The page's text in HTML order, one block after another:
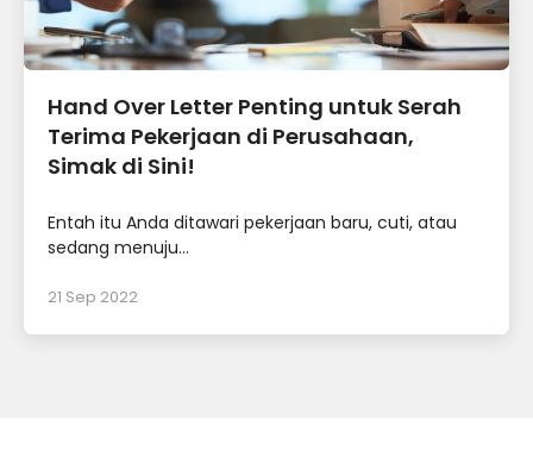
Hand Over Letter Penting untuk Serah
Terima Pekerjaan di Perusahaan,
Simak di Sini!
Entah itu Anda ditawari pekerjaan baru, cuti, atau
sedang menuju...
21 Sep 2022